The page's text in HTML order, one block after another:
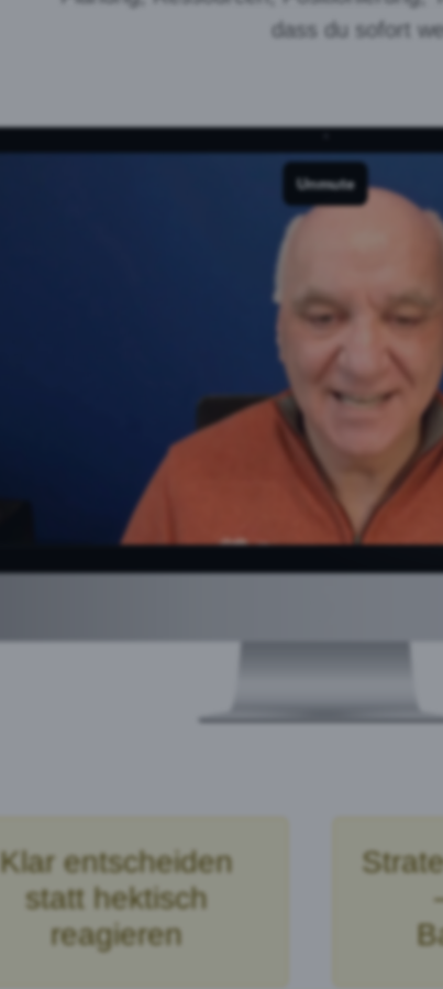
dass du sofort
Klar entscheiden
statt hektisch
reagieren